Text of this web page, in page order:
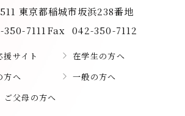
東京都稲城市坂浜238番地
7111 Fax 042-350-7112
援サイト
在学生の方へ
方へ
一般の方へ
ご父母の方へ